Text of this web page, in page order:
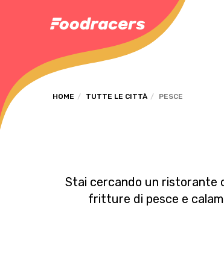
HOME TUTTE LE CITTÀ PESCE
Stai cercando un ristorante
fritture di pesce e